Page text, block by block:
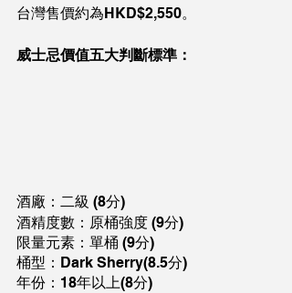
台灣售價約為HKD$2,550。
威士忌價值五大判斷標準：
酒廠：二級 (8分)
酒精度數：原桶強度 (9分)
限量元素：單桶 (9分)
桶型：Dark Sherry(8.5分)
年份：18年以上(8分)